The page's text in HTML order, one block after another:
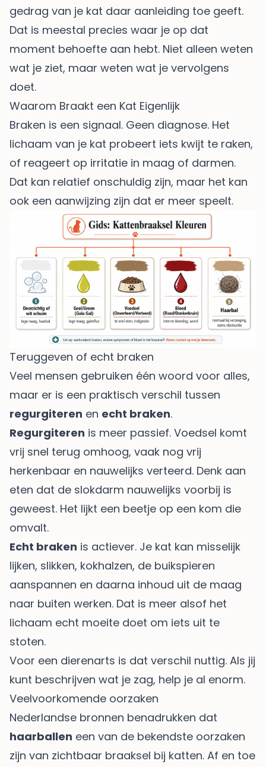
gedrag van je kat daar aanleiding toe geeft.
Dat is meestal precies waar je op dat
moment behoefte aan hebt. Niet alleen weten
wat je ziet, maar weten wat je vervolgens
doet.
Waarom Braakt een Kat Eigenlijk
Braken is een signaal. Geen diagnose. Het
lichaam van je kat probeert iets kwijt te raken,
of reageert op irritatie in maag of darmen.
Dat kan relatief onschuldig zijn, maar het kan
ook een aanwijzing zijn dat er meer speelt.
Teruggeven of echt braken
Veel mensen gebruiken één woord voor alles,
maar er is een praktisch verschil tussen
regurgiteren en echt braken.
Regurgiteren is meer passief. Voedsel komt
vrij snel terug omhoog, vaak nog vrij
herkenbaar en nauwelijks verteerd. Denk aan
eten dat de slokdarm nauwelijks voorbij is
geweest. Het lijkt een beetje op een kom die
omvalt.
Echt braken is actiever. Je kat kan misselijk
lijken, slikken, kokhalzen, de buikspieren
aanspannen en daarna inhoud uit de maag
naar buiten werken. Dat is meer alsof het
lichaam echt moeite doet om iets uit te
stoten.
Voor een dierenarts is dat verschil nuttig. Als jij
kunt beschrijven wat je zag, help je al enorm.
Veelvoorkomende oorzaken
Nederlandse bronnen benadrukken dat
haarballen een van de bekendste oorzaken
zijn van zichtbaar braaksel bij katten. Af en toe